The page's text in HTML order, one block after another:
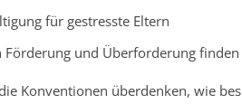
für gestresste Eltern
Förderung und Überforderung finden
Konventionen überdenken, wie